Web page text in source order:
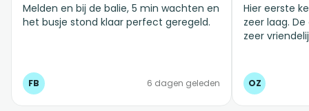
Melden en bij de balie, 5 min wachten en
het busje stond klaar perfect geregeld.
FB 6 dagen geleden
Hier eerste
zeer laag.
zeer
OZ